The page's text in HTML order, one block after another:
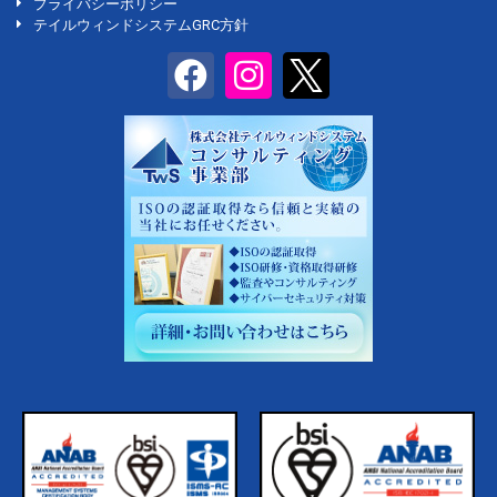
プライバシーポリシー
テイルウィンドシステムGRC方針